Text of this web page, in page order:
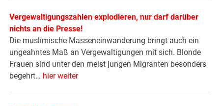
Vergewaltigungszahlen explodieren, nur darf darüber
nichts an die Presse!
Die muslimische Masseneinwanderung bringt auch ein
ungeahntes Maß an Vergewaltigungen mit sich. Blonde
Frauen sind unter den meist jungen Migranten besonders
begehrt… hier weiter